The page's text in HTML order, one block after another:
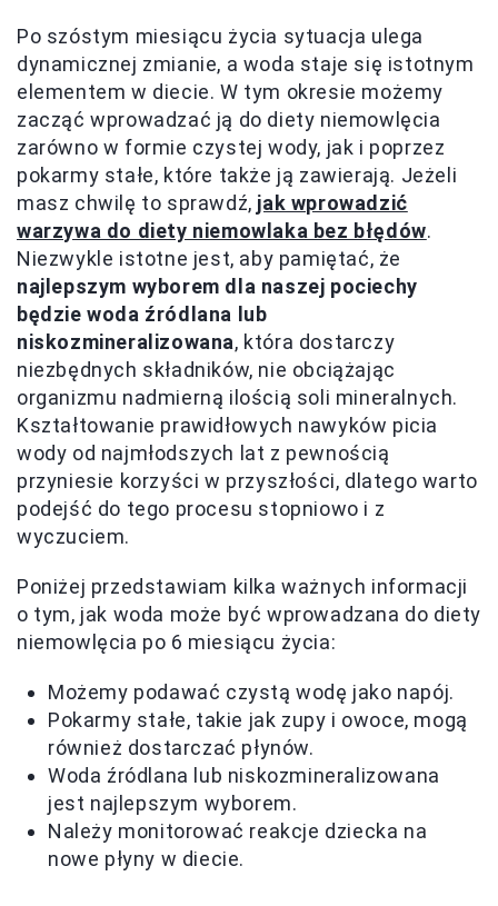
Po szóstym miesiącu życia sytuacja ulega
dynamicznej zmianie, a woda staje się istotnym
elementem w diecie. W tym okresie możemy
zacząć wprowadzać ją do diety niemowlęcia
zarówno w formie czystej wody, jak i poprzez
pokarmy stałe, które także ją zawierają. Jeżeli
masz chwilę to sprawdź, jak wprowadzić
warzywa do diety niemowlaka bez błędów.
Niezwykle istotne jest, aby pamiętać, że
najlepszym wyborem dla naszej pociechy
będzie woda źródlana lub
niskozmineralizowana, która dostarczy
niezbędnych składników, nie obciążając
organizmu nadmierną ilością soli mineralnych.
Kształtowanie prawidłowych nawyków picia
wody od najmłodszych lat z pewnością
przyniesie korzyści w przyszłości, dlatego warto
podejść do tego procesu stopniowo i z
wyczuciem.
Poniżej przedstawiam kilka ważnych informacji
o tym, jak woda może być wprowadzana do diety
niemowlęcia po 6 miesiącu życia:
Możemy podawać czystą wodę jako napój.
Pokarmy stałe, takie jak zupy i owoce, mogą
również dostarczać płynów.
Woda źródlana lub niskozmineralizowana
jest najlepszym wyborem.
Należy monitorować reakcje dziecka na
nowe płyny w diecie.